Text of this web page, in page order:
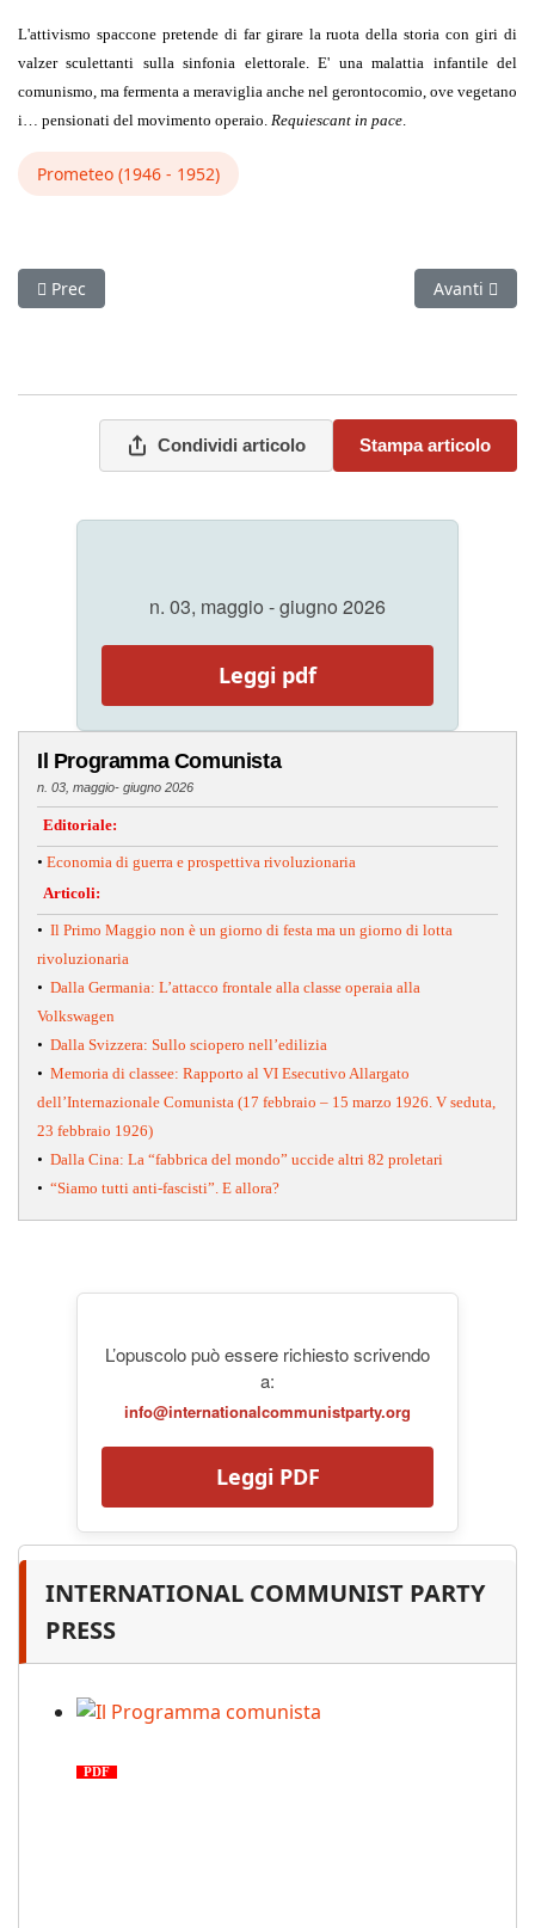
L'attivismo spaccone pretende di far girare la ruota della storia con giri di
valzer sculettanti sulla sinfonia elettorale. E' una malattia infantile del
comunismo, ma fermenta a meraviglia anche nel gerontocomio, ove vegetano
i… pensionati del movimento operaio. Requiescant in pace.
Prometeo (1946 - 1952)
Articolo precedente: Riferimenti orientativi (n°3, 1946)
Prec Articolo
Avanti
Condividi articolo Stampa articolo
n. 03, maggio - giugno 2026
Leggi pdf
Il Programma Comunista
n. 03, maggio- giugno 2026
Editoriale:
• Economia di guerra e prospettiva rivoluzionaria
Articoli:
• Il Primo Maggio non è un giorno di festa ma un giorno di lotta
rivoluzionaria
• Dalla Germania: L’attacco frontale alla classe operaia alla
Volkswagen
• Dalla Svizzera: Sullo sciopero nell’edilizia
• Memoria di classee: Rapporto al VI Esecutivo Allargato
dell’Internazionale Comunista (17 febbraio – 15 marzo 1926. V seduta,
23 febbraio 1926)
• Dalla Cina: La “fabbrica del mondo” uccide altri 82 proletari
• “Siamo tutti anti-fascisti”. E allora?
L’opuscolo può essere richiesto scrivendo
a:
info@internationalcommunistparty.org
Leggi PDF
INTERNATIONAL COMMUNIST PARTY
PRESS
PDF